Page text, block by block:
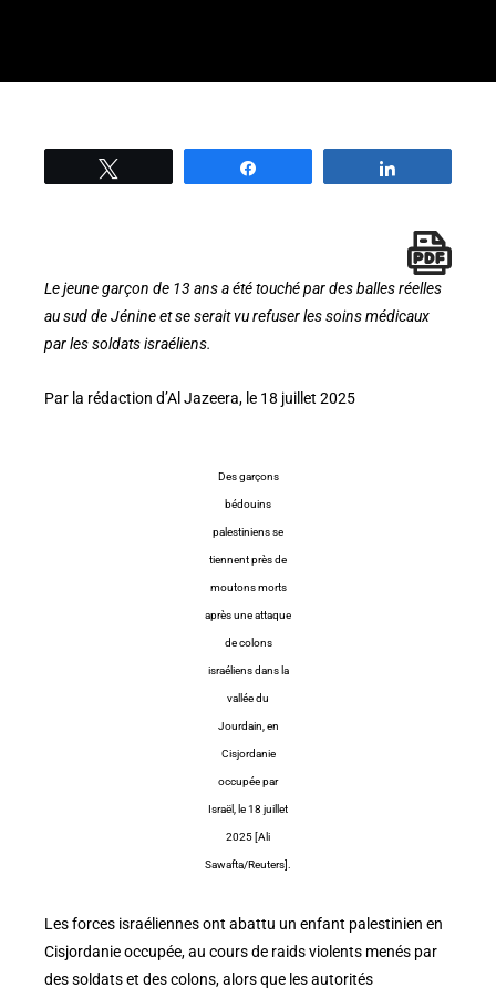
Le jeune garçon de 13 ans a été touché par des balles réelles
au sud de Jénine et se serait vu refuser les soins médicaux
par les soldats israéliens.
Par la rédaction d’Al Jazeera, le 18 juillet 2025
Des garçons
bédouins
palestiniens se
tiennent près de
moutons morts
après une attaque
de colons
israéliens dans la
vallée du
Jourdain, en
Cisjordanie
occupée par
Israël, le 18 juillet
2025 [Ali
Sawafta/Reuters].
Les forces israéliennes ont abattu un enfant palestinien en
Cisjordanie occupée, au cours de raids violents menés par
des soldats et des colons, alors que les autorités